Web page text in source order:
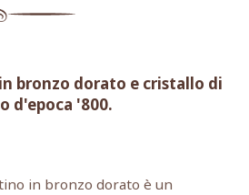
bronzo dorato e cristallo di
d'epoca '800.
in bronzo dorato è un